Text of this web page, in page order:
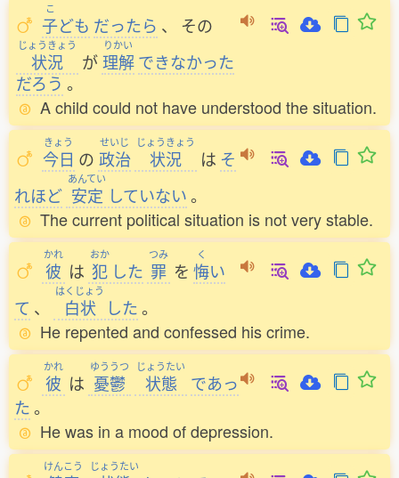
こ
子ども だったら 、 その
じょうきょう
状況 が
りかい
理解 できなかった
だろう 。
A child could not have understood the situation.
きょう
今日 の
せいじ
政治
じょうきょう
状況 は そ
れほど
あんてい
安定 していない。
The current political situation is not very stable.
かれ
彼 は
おか
犯 した
つみ
罪 を
く
悔い
て 、
はくじょう
白状 した。
He repented and confessed his crime.
かれ
彼 は
ゆううつ
憂鬱
じょうたい
状態
であっ
た。
He was in a mood of depression.
けんこう じょうたい